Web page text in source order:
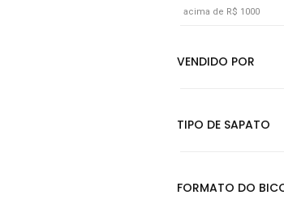
acima de R$ 1000